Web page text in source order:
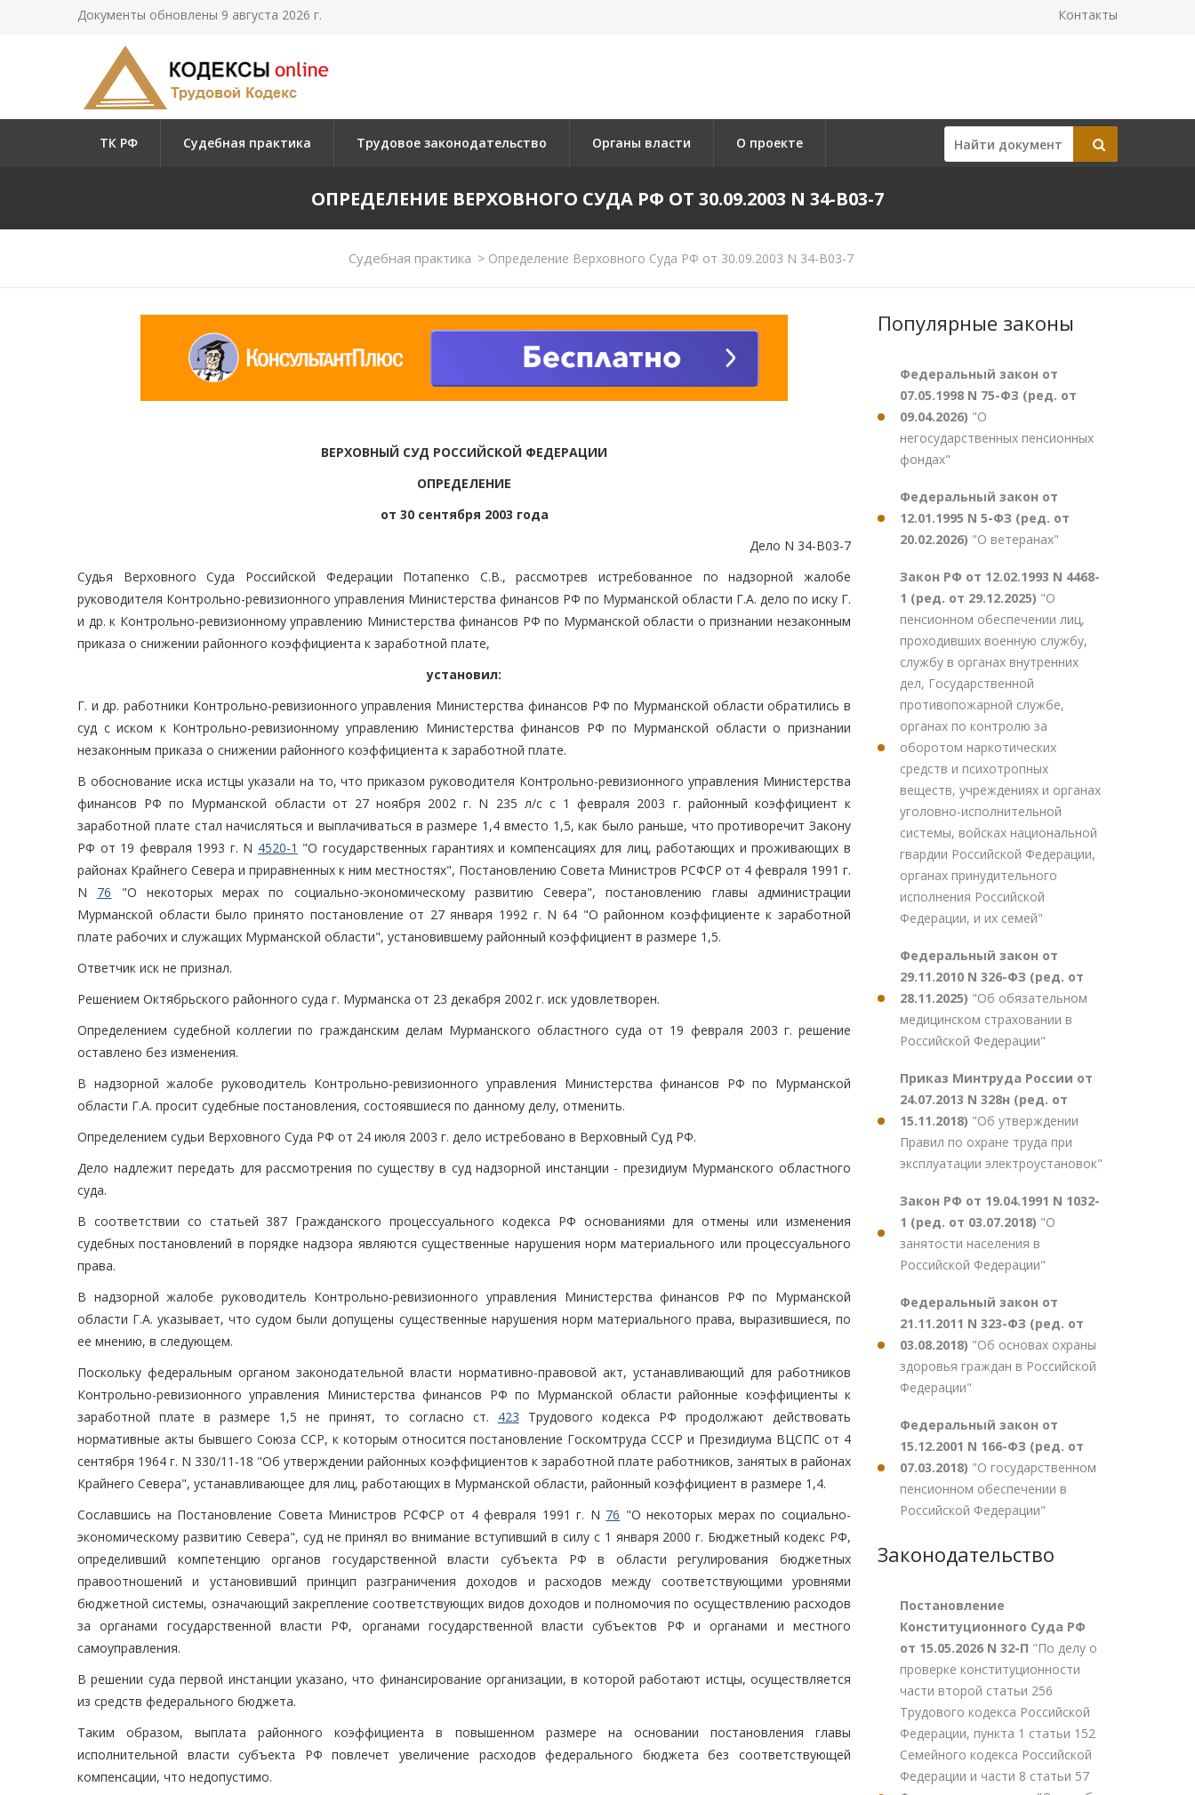
Документы обновлены 9 августа 2026 г. Контакты
ТК РФ Судебная практика Трудовое законодательство Органы власти О проекте
ОПРЕДЕЛЕНИЕ ВЕРХОВНОГО СУДА РФ ОТ 30.09.2003 N 34-В03-7
Судебная практика >Определение Верховного Суда РФ от 30.09.2003 N 34-В03-7
ВЕРХОВНЫЙ СУД РОССИЙСКОЙ ФЕДЕРАЦИИ
ОПРЕДЕЛЕНИЕ
от 30 сентября 2003 года
Дело N 34-В03-7
Судья Верховного Суда Российской Федерации Потапенко С.В., рассмотрев истребованное по надзорной жалобе
руководителя Контрольно-ревизионного управления Министерства финансов РФ по Мурманской области Г.А. дело по иску Г.
и др. к Контрольно-ревизионному управлению Министерства финансов РФ по Мурманской области о признании незаконным
приказа о снижении районного коэффициента к заработной плате,
установил:
Г. и др. работники Контрольно-ревизионного управления Министерства финансов РФ по Мурманской области обратились в
суд с иском к Контрольно-ревизионному управлению Министерства финансов РФ по Мурманской области о признании
незаконным приказа о снижении районного коэффициента к заработной плате.
В обоснование иска истцы указали на то, что приказом руководителя Контрольно-ревизионного управления Министерства
финансов РФ по Мурманской области от 27 ноября 2002 г. N 235 л/с с 1 февраля 2003 г. районный коэффициент к
заработной плате стал начисляться и выплачиваться в размере 1,4 вместо 1,5, как было раньше, что противоречит Закону
РФ от 19 февраля 1993 г. N 4520-1 "О государственных гарантиях и компенсациях для лиц, работающих и проживающих в
районах Крайнего Севера и приравненных к ним местностях", Постановлению Совета Министров РСФСР от 4 февраля 1991 г.
N 76 "О некоторых мерах по социально-экономическому развитию Севера", постановлению главы администрации
Мурманской области было принято постановление от 27 января 1992 г. N 64 "О районном коэффициенте к заработной
плате рабочих и служащих Мурманской области", установившему районный коэффициент в размере 1,5.
Ответчик иск не признал.
Решением Октябрьского районного суда г. Мурманска от 23 декабря 2002 г. иск удовлетворен.
Определением судебной коллегии по гражданским делам Мурманского областного суда от 19 февраля 2003 г. решение
оставлено без изменения.
В надзорной жалобе руководитель Контрольно-ревизионного управления Министерства финансов РФ по Мурманской
области Г.А. просит судебные постановления, состоявшиеся по данному делу, отменить.
Определением судьи Верховного Суда РФ от 24 июля 2003 г. дело истребовано в Верховный Суд РФ.
Дело надлежит передать для рассмотрения по существу в суд надзорной инстанции - президиум Мурманского областного
суда.
В соответствии со статьей 387 Гражданского процессуального кодекса РФ основаниями для отмены или изменения
судебных постановлений в порядке надзора являются существенные нарушения норм материального или процессуального
права.
В надзорной жалобе руководитель Контрольно-ревизионного управления Министерства финансов РФ по Мурманской
области Г.А. указывает, что судом были допущены существенные нарушения норм материального права, выразившиеся, по
ее мнению, в следующем.
Поскольку федеральным органом законодательной власти нормативно-правовой акт, устанавливающий для работников
Контрольно-ревизионного управления Министерства финансов РФ по Мурманской области районные коэффициенты к
заработной плате в размере 1,5 не принят, то согласно ст. 423 Трудового кодекса РФ продолжают действовать
нормативные акты бывшего Союза ССР, к которым относится постановление Госкомтруда СССР и Президиума ВЦСПС от 4
сентября 1964 г. N 330/11-18 "Об утверждении районных коэффициентов к заработной плате работников, занятых в районах
Крайнего Севера", устанавливающее для лиц, работающих в Мурманской области, районный коэффициент в размере 1,4.
Сославшись на Постановление Совета Министров РСФСР от 4 февраля 1991 г. N 76 "О некоторых мерах по социально-
экономическому развитию Севера", суд не принял во внимание вступивший в силу с 1 января 2000 г. Бюджетный кодекс РФ,
определивший компетенцию органов государственной власти субъекта РФ в области регулирования бюджетных
правоотношений и установивший принцип разграничения доходов и расходов между соответствующими уровнями
бюджетной системы, означающий закрепление соответствующих видов доходов и полномочия по осуществлению расходов
за органами государственной власти РФ, органами государственной власти субъектов РФ и органами и местного
самоуправления.
В решении суда первой инстанции указано, что финансирование организации, в которой работают истцы, осуществляется
из средств федерального бюджета.
Таким образом, выплата районного коэффициента в повышенном размере на основании постановления главы
исполнительной власти субъекта РФ повлечет увеличение расходов федерального бюджета без соответствующей
компенсации, что недопустимо.
Популярные законы
Федеральный закон от
07.05.1998 N 75-ФЗ (ред. от
09.04.2026) "О
негосударственных пенсионных
фондах"
Федеральный закон от
12.01.1995 N 5-ФЗ (ред. от
20.02.2026) "О ветеранах"
Закон РФ от 12.02.1993 N 4468-
1 (ред. от 29.12.2025) "О
пенсионном обеспечении лиц,
проходивших военную службу,
службу в органах внутренних
дел, Государственной
противопожарной службе,
органах по контролю за
оборотом наркотических
средств и психотропных
веществ, учреждениях и органах
уголовно-исполнительной
системы, войсках национальной
гвардии Российской Федерации,
органах принудительного
исполнения Российской
Федерации, и их семей"
Федеральный закон от
29.11.2010 N 326-ФЗ (ред. от
28.11.2025) "Об обязательном
медицинском страховании в
Российской Федерации"
Приказ Минтруда России от
24.07.2013 N 328н (ред. от
15.11.2018) "Об утверждении
Правил по охране труда при
эксплуатации электроустановок"
Закон РФ от 19.04.1991 N 1032-
1 (ред. от 03.07.2018) "О
занятости населения в
Российской Федерации"
Федеральный закон от
21.11.2011 N 323-ФЗ (ред. от
03.08.2018) "Об основах охраны
здоровья граждан в Российской
Федерации"
Федеральный закон от
15.12.2001 N 166-ФЗ (ред. от
07.03.2018) "О государственном
пенсионном обеспечении в
Российской Федерации"
Законодательство
Постановление
Конституционного Суда РФ
от 15.05.2026 N 32-П "По делу о
проверке конституционности
части второй статьи 256
Трудового кодекса Российской
Федерации, пункта 1 статьи 152
Семейного кодекса Российской
Федерации и части 8 статьи 57